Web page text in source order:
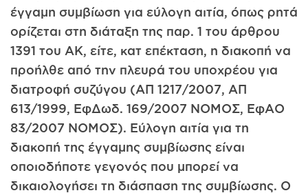
έγγαμη συμβίωση για εύλογη αιτία, όπως ρητά
ορίζεται στη διάταξη της παρ. 1 του άρθρου
1391 του ΑΚ, είτε, κατ επέκταση, η διακοπή να
προήλθε από την πλευρά του υποχρέου για
διατροφή συζύγου (ΑΠ 1217/2007, ΑΠ
613/1999, ΕφΔωδ. 169/2007 ΝΟΜΟΣ, ΕφΑΟ
83/2007 ΝΟΜΟΣ). Εύλογη αιτία για τη
διακοπή της έγγαμης συμβίωσης είναι
οποιοδήποτε γεγονός που μπορεί να
δικαιολογήσει τη διάσπαση της συμβίωσης. Ο